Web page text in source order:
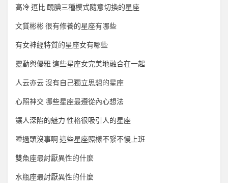
高冷 逗比 靦腆三種模式隨意切換的星座
文質彬彬 很有修養的星座有哪些
有女神經特質的星座女有哪些
靈動與優雅 這些星座女完美地融合在一起
人云亦云 沒有自己獨立思想的星座
心照神交 哪些星座最遵從內心想法
讓人深陷的魅力 性格很吸引人的星座
睡過頭沒事啊 這些星座照樣不緊不慢上班
雙魚座最討厭異性的什麼
水瓶座最討厭異性的什麼